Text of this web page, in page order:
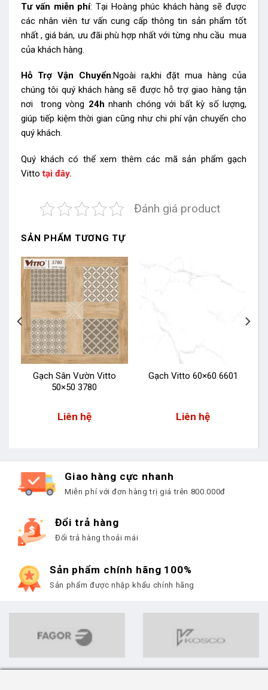
Tư vấn miễn phí: Tại Hoàng phúc khách hàng sẽ được
các nhân viên tư vấn cung cấp thông tin sản phẩm tốt
nhất , giá bán, ưu đãi phù hợp nhất với từng nhu cầu mua
của khách hàng.
Hỗ Trợ Vận Chuyển:Ngoài ra,khi đặt mua hàng của
chúng tôi quý khách hàng sẽ được hỗ trợ giao hàng tận
nơi trong vòng 24h nhanh chóng với bất kỳ số lượng,
giúp tiếp kiệm thời gian cũng như chi phí vận chuyển cho
quý khách.
Quý khách có thể xem thêm các mã sản phẩm gạch
Vitto tại đây.
Đánh giá product
SẢN PHẨM TƯƠNG TỰ
Gạch Sân Vườn Vitto
50×50 3780
Liên hệ
Gạch Vitto 60×60 6601
Liên hệ
Giao hàng cực nhanh
Miễn phí với đơn hàng trị giá trên 800.000đ
Đổi trả hàng
Đổi trả hàng thoải mái
Sản phẩm chính hãng 100%
Sản phẩm được nhập khẩu chính hãng